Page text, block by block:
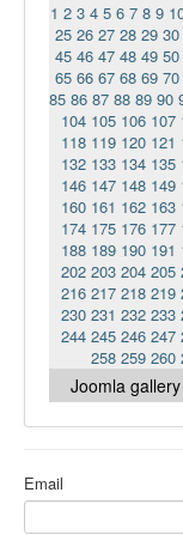
1 2 3 4 5 6 7 8 9
25 26 27 28 29 30
45 46 47 48 49 50
65 66 67 68 69 70
85 86 87 88 89 90
104 105 106 107
118 119 120 121
132 133 134 135
146 147 148 149
160 161 162 163
174 175 176 177
188 189 190 191
202 203 204 205
216 217 218 219
230 231 232 233
244 245 246 247
258 259 260
Joomla gallery
Email